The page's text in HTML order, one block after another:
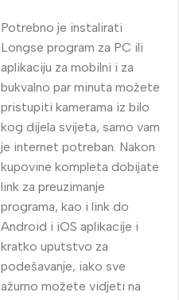
Potrebno je instalirati
Longse program za PC ili
aplikaciju za mobilni i za
bukvalno par minuta možete
pristupiti kamerama iz bilo
kog dijela svijeta, samo vam
je internet potreban. Nakon
kupovine kompleta dobijate
link za preuzimanje
programa, kao i link do
Android i iOS aplikacije i
kratko uputstvo za
podešavanje, iako sve
ažurno možete vidjeti na